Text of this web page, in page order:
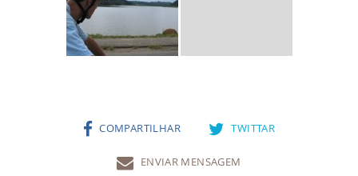
COMPARTILHAR TWITTAR
ENVIAR MENSAGEM